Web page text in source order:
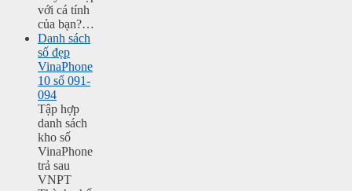
với cá tính
của bạn?…
Danh sách
số đẹp
VinaPhone
10 số 091-
094
Tập hợp
danh sách
kho số
VinaPhone
trả sau
VNPT